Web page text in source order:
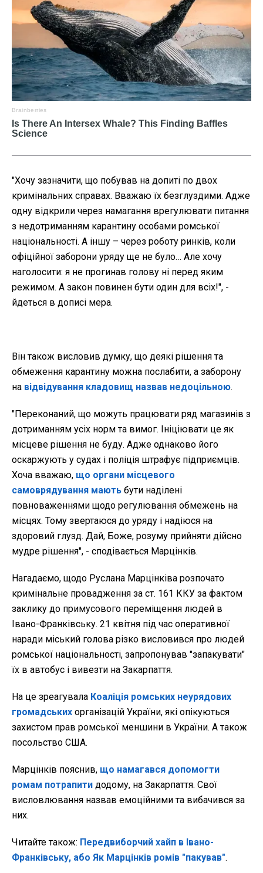
"Хочу зазначити, що побував на допиті по двох
кримінальних справах. Вважаю їх безглуздими. Адже
одну відкрили через намагання врегулювати питання
з недотриманням карантину особами ромської
національності. А іншу – через роботу ринків, коли
офіційної заборони уряду ще не було… Але хочу
наголосити: я не прогинав голову ні перед яким
режимом. А закон повинен бути один для всіх!", -
йдеться в дописі мера.
Він також висловив думку, що деякі рішення та
обмеження карантину можна послабити, а заборону
на відвідування кладовищ назвав недоцільною.
"Переконаний, що можуть працювати ряд магазинів з
дотриманням усіх норм та вимог. Ініціювати це як
місцеве рішення не буду. Адже однаково його
оскаржують у судах і поліція штрафує підприємців.
Хоча вважаю, що органи місцевого
самоврядування мають бути наділені
повноваженнями щодо регулювання обмежень на
місцях. Тому звертаюся до уряду і надіюся на
здоровий глузд. Дай, Боже, розуму прийняти дійсно
мудре рішення", - сподівається Марцінків.
Нагадаємо, щодо Руслана Марцінківа розпочато
кримінальне провадження за ст. 161 ККУ за фактом
заклику до примусового переміщення людей в
Івано-Франківську. 21 квітня під час оперативної
наради міський голова різко висловився про людей
ромської національності, запропонував "запакувати"
їх в автобус і вивезти на Закарпаття.
На це зреагувала Коаліція ромських неурядових
громадських організацій України, які опікуються
захистом прав ромської меншини в України. А також
посольство США.
Марцінків пояснив, що намагався допомогти
ромам потрапити додому, на Закарпаття. Свої
висловлювання назвав емоційними та вибачився за
них.
Читайте також: Передвиборчий хайп в Івано-
Франківську, або Як Марцінків ромів "пакував".